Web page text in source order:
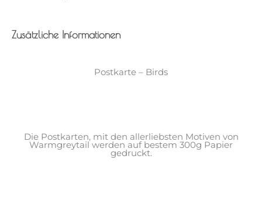
Zusätzliche Informationen
Postkarte – Birds
Die Postkarten, mit den allerliebsten Motiven von
Warmgreytail werden auf bestem 300g Papier
gedruckt.